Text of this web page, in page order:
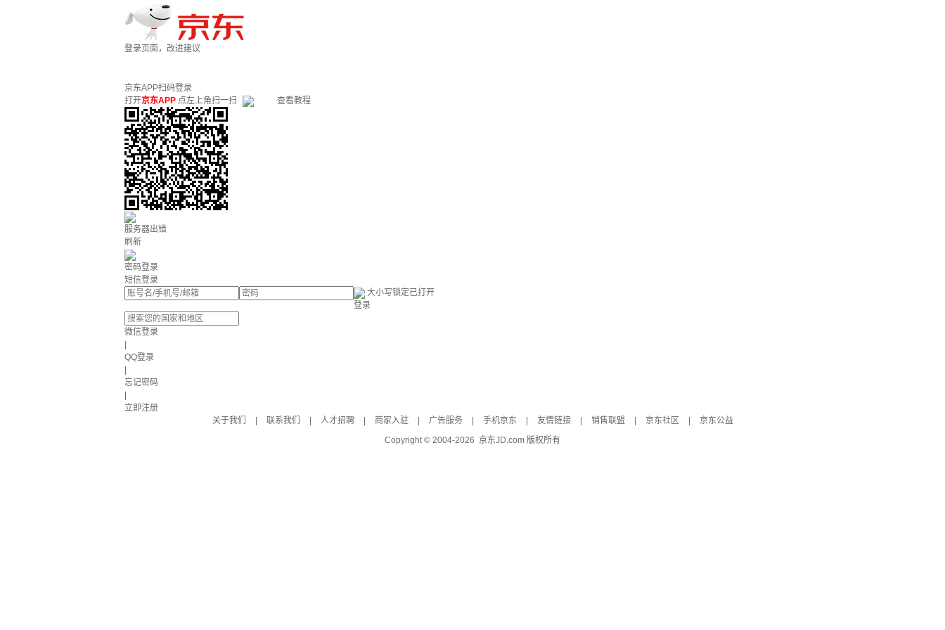
登录页面，改进建议
京东APP扫码登录
打开京东APP 点左上角扫一扫 查看教程
服务器出错
刷新
密码登录
短信登录
大小写锁定已打开
登录
微信登录
QQ登录
忘记密码
立即注册
关于我们
联系我们 人才招聘 商家入驻 广告服务 手机京东 友情链接 销售联盟 京东社区
京东公益
Copyright © 2004-2026 京东JD.com 版权所有